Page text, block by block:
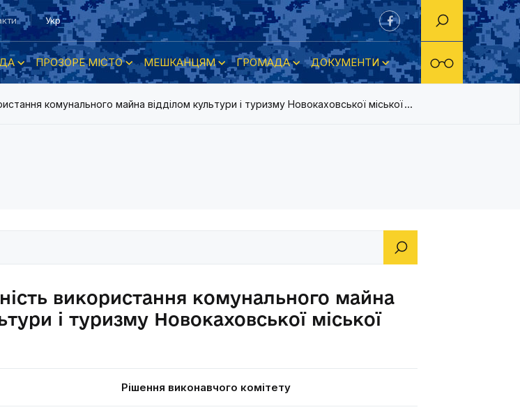
Укр
ПРОЗОРЕ МІСТО МЕШКАНЦЯМ ГРОМАДА ДОКУМЕНТИ
комунального майна відділом культури і туризму Новокаховської міської ради
використання комунального майна
і туризму Новокаховської міської
Рішення виконавчого комітету